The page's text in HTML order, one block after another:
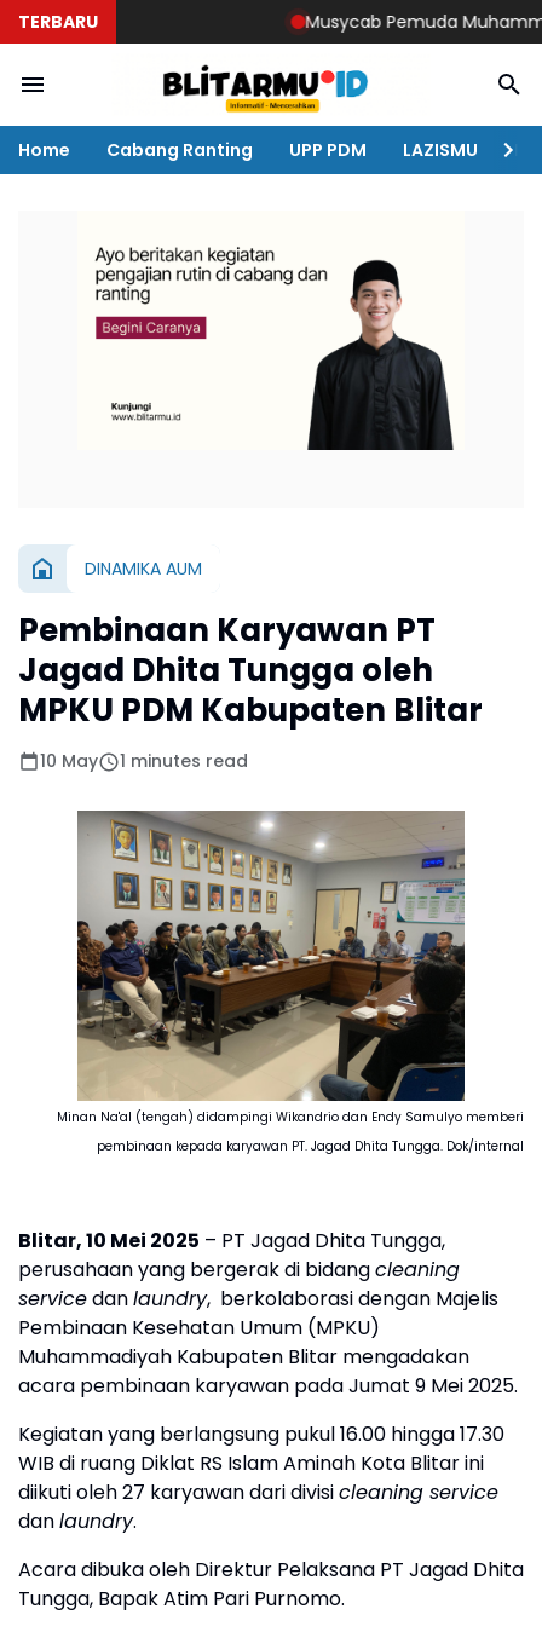
TERBARU Musycab Pemuda
Home Cabang Ranting UPP PDM LAZISMU
DINAMIKA AUM
Pembinaan Karyawan PT
Jagad Dhita Tungga oleh
MPKU PDM Kabupaten Blitar
10 May 1 minutes read
Minan Na'al (tengah) didampingi Wikandrio dan Endy Samulyo memberi
pembinaan kepada karyawan PT. Jagad Dhita Tungga. Dok/internal
Blitar, 10 Mei 2025 – PT Jagad Dhita Tungga,
perusahaan yang bergerak di bidangcleaning
servicedanlaundry, berkolaborasi dengan Majelis
Pembinaan Kesehatan Umum (MPKU)
Muhammadiyah Kabupaten Blitar mengadakan
acara pembinaan karyawan pada Jumat 9 Mei 2025.
Kegiatan yang berlangsung pukul 16.00 hingga 17.30
WIB di ruang Diklat RS Islam Aminah Kota Blitar ini
diikuti oleh 27 karyawan dari divisicleaning service
danlaundry.
Acara dibuka oleh Direktur Pelaksana PT Jagad Dhita
Tungga, Bapak Atim Pari Purnomo.